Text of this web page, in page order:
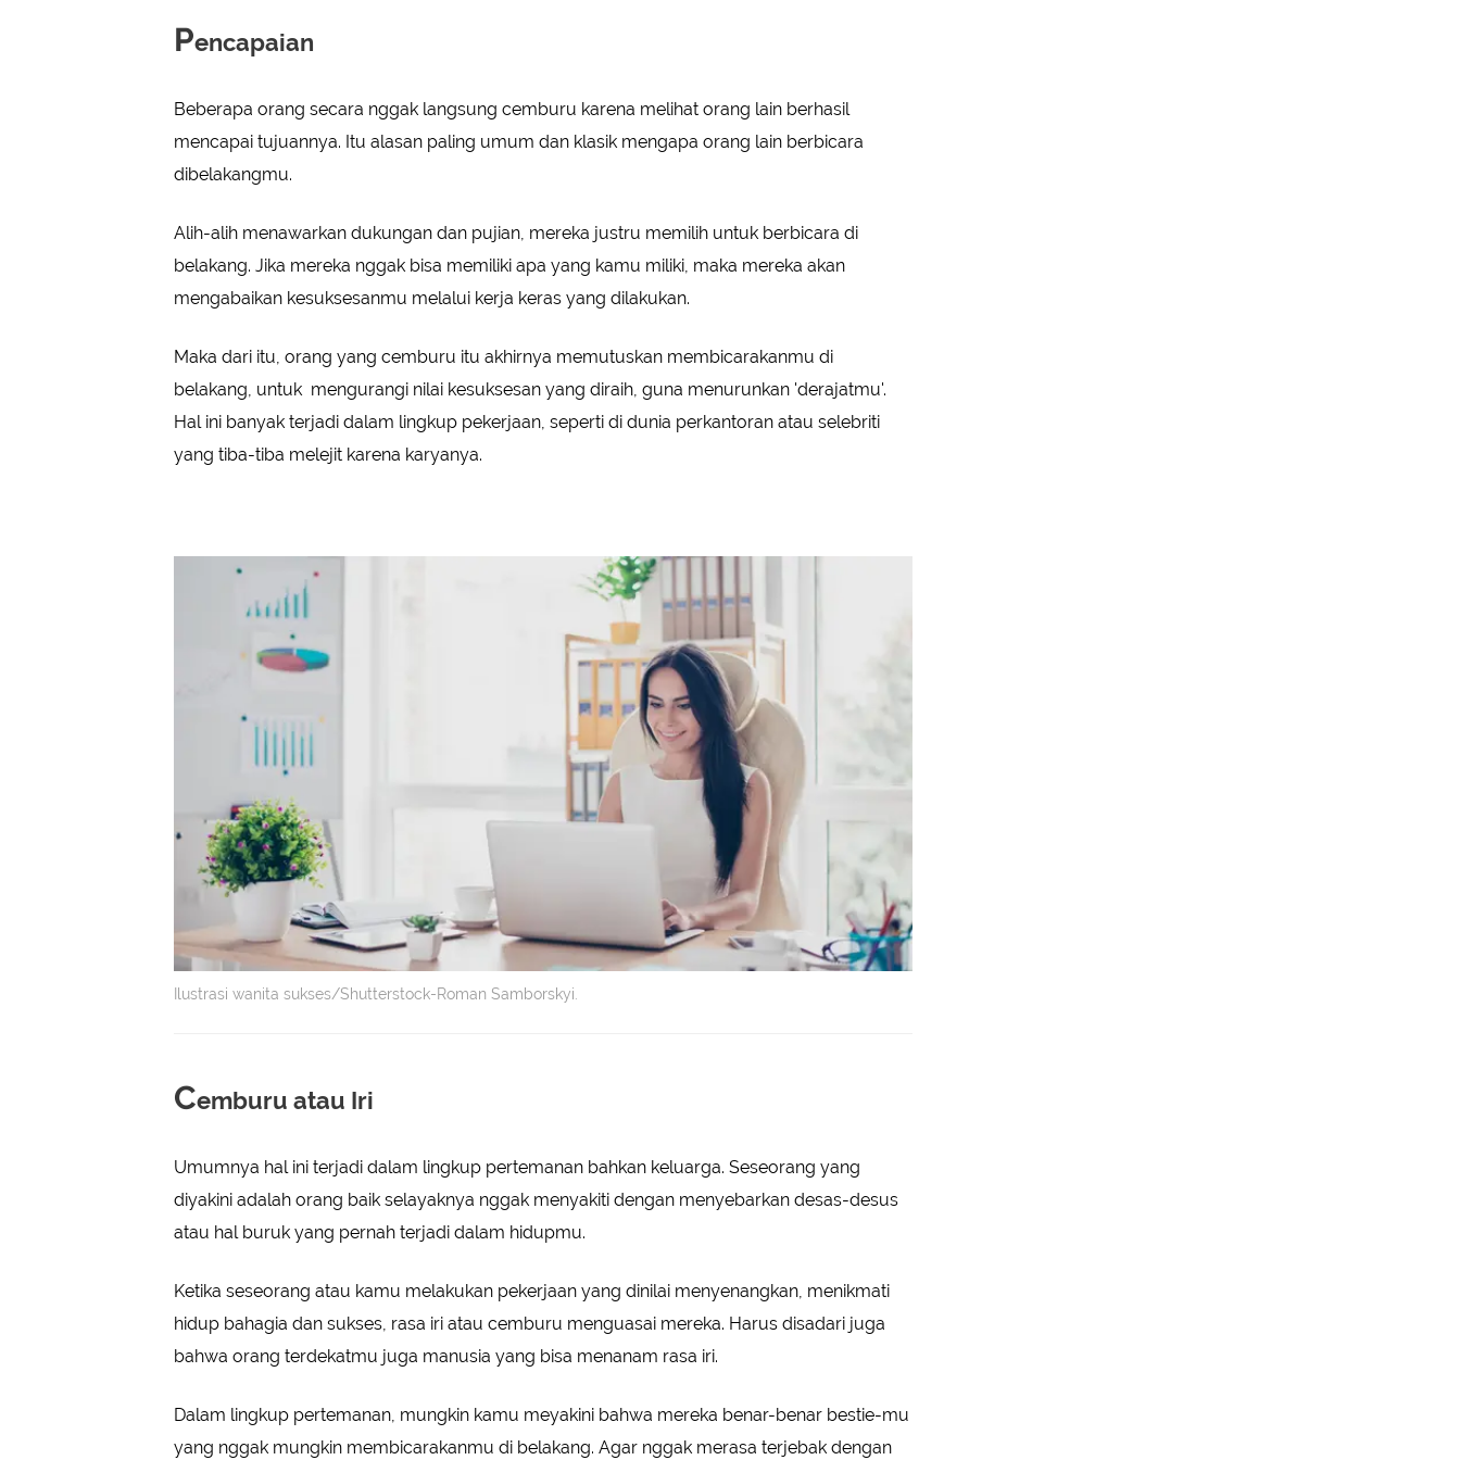
Pencapaian
Beberapa orang secara nggak langsung cemburu karena melihat orang lain berhasil
mencapai tujuannya. Itu alasan paling umum dan klasik mengapa orang lain berbicara
dibelakangmu.
Alih-alih menawarkan dukungan dan pujian, mereka justru memilih untuk berbicara di
belakang. Jika mereka nggak bisa memiliki apa yang kamu miliki, maka mereka akan
mengabaikan kesuksesanmu melalui kerja keras yang dilakukan.
Maka dari itu, orang yang cemburu itu akhirnya memutuskan membicarakanmu di
belakang, untuk mengurangi nilai kesuksesan yang diraih, guna menurunkan 'derajatmu'.
Hal ini banyak terjadi dalam lingkup pekerjaan, seperti di dunia perkantoran atau selebriti
yang tiba-tiba melejit karena karyanya.
Ilustrasi wanita sukses/Shutterstock-Roman Samborskyi.
Cemburu atau Iri
Umumnya hal ini terjadi dalam lingkup pertemanan bahkan keluarga. Seseorang yang
diyakini adalah orang baik selayaknya nggak menyakiti dengan menyebarkan desas-desus
atau hal buruk yang pernah terjadi dalam hidupmu.
Ketika seseorang atau kamu melakukan pekerjaan yang dinilai menyenangkan, menikmati
hidup bahagia dan sukses, rasa iri atau cemburu menguasai mereka. Harus disadari juga
bahwa orang terdekatmu juga manusia yang bisa menanam rasa iri.
Dalam lingkup pertemanan, mungkin kamu meyakini bahwa mereka benar-benar bestie-mu
yang nggak mungkin membicarakanmu di belakang. Agar nggak merasa terjebak dengan